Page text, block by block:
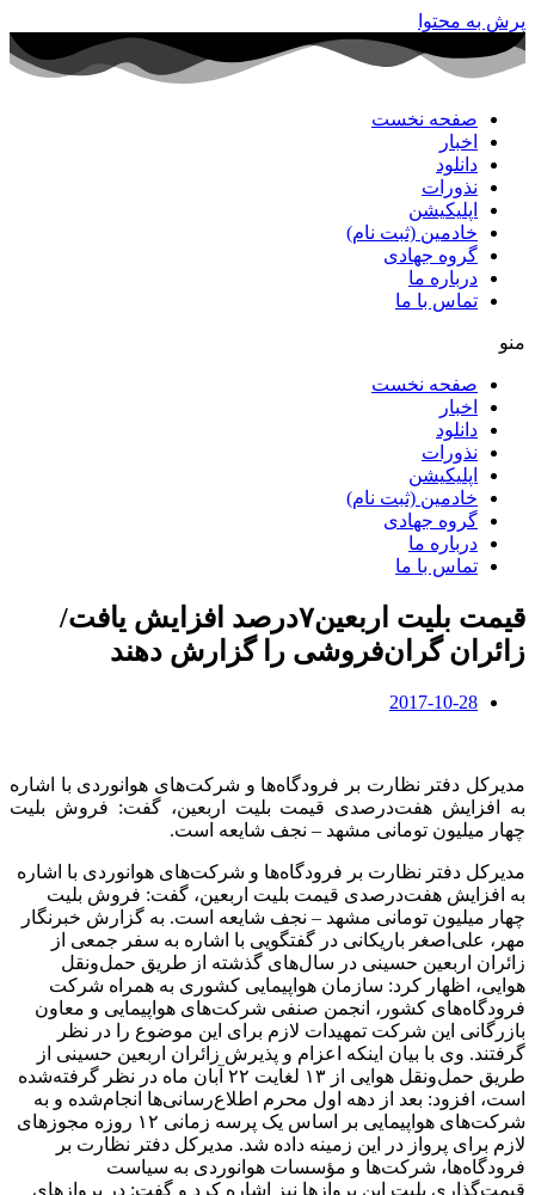
پرش به محتوا
صفحه نخست
اخبار
دانلود
نذورات
اپلیکیشن
خادمین (ثبت نام)
گروه جهادی
درباره ما
تماس با ما
منو
صفحه نخست
اخبار
دانلود
نذورات
اپلیکیشن
خادمین (ثبت نام)
گروه جهادی
درباره ما
تماس با ما
قیمت بلیت اربعین۷درصد افزایش یافت/
زائران گران‌فروشی را گزارش دهند
2017-10-28
مدیرکل دفتر نظارت بر فرودگاه‌ها و شرکت‌های هوانوردی با اشاره
به افزایش هفت‌درصدی قیمت بلیت اربعین، گفت: فروش بلیت
چهار میلیون تومانی مشهد – نجف شایعه است.
مدیرکل دفتر نظارت بر فرودگاه‌ها و شرکت‌های هوانوردی با اشاره
به افزایش هفت‌درصدی قیمت بلیت اربعین، گفت: فروش بلیت
چهار میلیون تومانی مشهد – نجف شایعه است. به گزارش خبرنگار
مهر، علی‌اصغر باریکانی در گفتگویی با اشاره به سفر جمعی از
زائران اربعین حسینی در سال‌های گذشته از طریق حمل‌ونقل
هوایی، اظهار کرد: سازمان هواپیمایی کشوری به همراه شرکت
فرودگاه‌های کشور، انجمن صنفی شرکت‌های هواپیمایی و معاون
بازرگانی این شرکت تمهیدات لازم برای این موضوع را در نظر
گرفتند. وی با بیان اینکه اعزام و پذیرش زائران اربعین حسینی از
طریق حمل‌ونقل هوایی از ۱۳ لغایت ۲۲ آبان ماه در نظر گرفته‌شده
است، افزود: بعد از دهه اول محرم اطلاع‌رسانی‌ها انجام‌شده و به
شرکت‌های هواپیمایی بر اساس یک پرسه زمانی ۱۲ روزه مجوزهای
لازم برای پرواز در این زمینه داده شد. مدیرکل دفتر نظارت بر
فرودگاه‌ها، شرکت‌ها و مؤسسات هوانوردی به سیاست
قیمت‌گذاری بلیت این پروازها نیز اشاره کرد و گفت: در پروازهای